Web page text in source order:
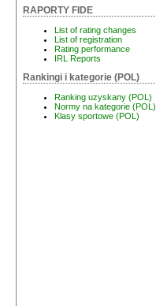
RAPORTY FIDE
List of rating changes
List of registration
Rating performance
IRL Reports
Rankingi i kategorie (POL)
Ranking uzyskany (POL)
Normy na kategorie (POL)
Klasy sportowe (POL)